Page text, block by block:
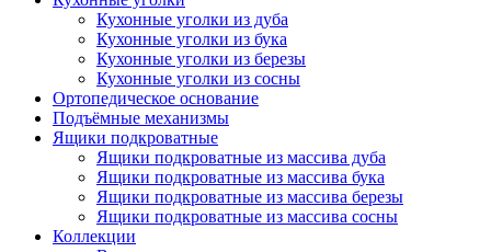
Кухонные уголки из дуба
Кухонные уголки из бука
Кухонные уголки из березы
Кухонные уголки из сосны
Ортопедическое основание
Подъёмные механизмы
Ящики подкроватные
Ящики подкроватные из массива дуба
Ящики подкроватные из массива бука
Ящики подкроватные из массива березы
Ящики подкроватные из массива сосны
Коллекции